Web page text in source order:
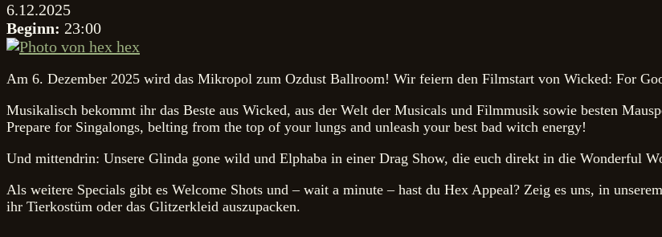
6.12.2025
Beginn: 23:00
Am 6. Dezember 2025 wird das Mikropol zum Ozdust Ballroom! Wir feiern den Filmstart von Wicked: For
Musikalisch bekommt ihr das Beste aus Wicked, aus der Welt der Musicals und Filmmusik sowie besten
Prepare for Singalongs, belting from the top of your lungs and unleash your best bad witch energy!
Und mittendrin: Unsere Glinda gone wild und Elphaba in einer Drag Show, die euch direkt in die Wonderful
Als weitere Specials gibt es Welcome Shots und – wait a minute – hast du Hex Appeal? Zeig es uns, in
ihr Tierkostüm oder das Glitzerkleid auszupacken.